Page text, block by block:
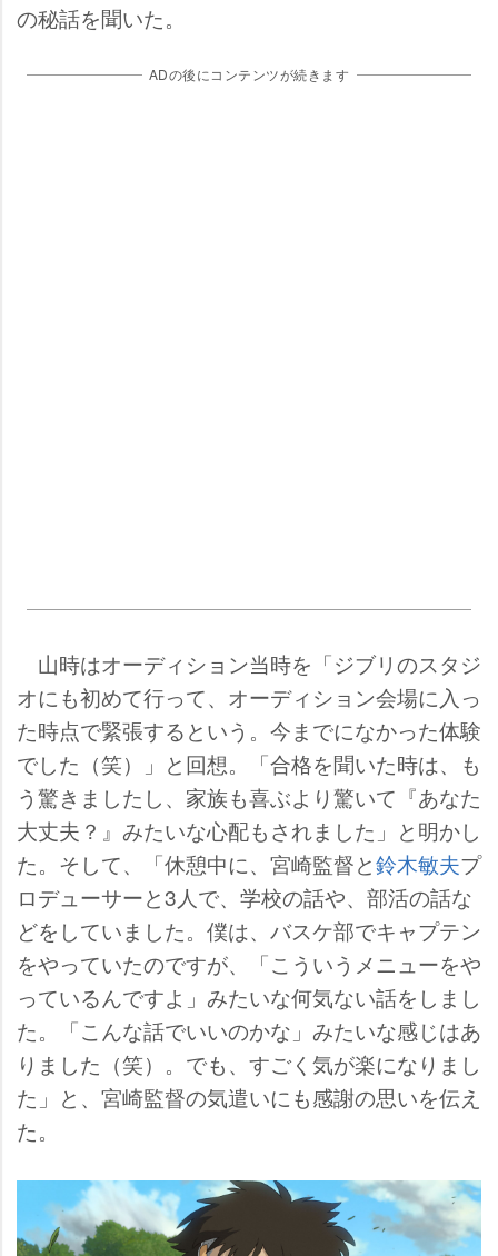
の秘話を聞いた。
ADの後にコンテンツが続きます
山時はオーディション当時を「ジブリのスタジ
オにも初めて行って、オーディション会場に入っ
た時点で緊張するという。今までになかった体験
でした（笑）」と回想。「合格を聞いた時は、も
う驚きましたし、家族も喜ぶより驚いて『あなた
大丈夫？』みたいな心配もされました」と明かし
た。そして、「休憩中に、宮崎監督と鈴木敏夫プ
ロデューサーと3人で、学校の話や、部活の話な
どをしていました。僕は、バスケ部でキャプテン
をやっていたのですが、「こういうメニューを
っているんですよ」みたいな何気ない話をしまし
た。「こんな話でいいのかな」みたいな感じはあ
りました（笑）。でも、すごく気が楽になりまし
た」と、宮崎監督の気遣いにも感謝の思いを伝え
た。